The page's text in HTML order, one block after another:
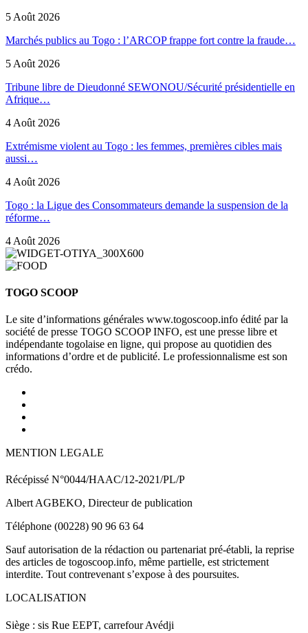
5 Août 2026
Marchés publics au Togo : l’ARCOP frappe fort contre la fraude…
5 Août 2026
Tribune libre de Dieudonné SEWONOU/Sécurité présidentielle en
Afrique…
4 Août 2026
Extrémisme violent au Togo : les femmes, premières cibles mais
aussi…
4 Août 2026
Togo : la Ligue des Consommateurs demande la suspension de la
réforme…
4 Août 2026
TOGO SCOOP
Le site d’informations générales www.togoscoop.info édité par la
société de presse TOGO SCOOP INFO, est une presse libre et
indépendante togolaise en ligne, qui propose au quotidien des
informations d’ordre et de publicité. Le professionnalisme est son
crédo.
MENTION LEGALE
Récépissé N°0044/HAAC/12-2021/PL/P
Albert AGBEKO, Directeur de publication
Téléphone (00228) 90 96 63 64
Sauf autorisation de la rédaction ou partenariat pré-établi, la reprise
des articles de togoscoop.info, même partielle, est strictement
interdite. Tout contrevenant s’expose à des poursuites.
LOCALISATION
Siège : sis Rue EEPT, carrefour Avédji